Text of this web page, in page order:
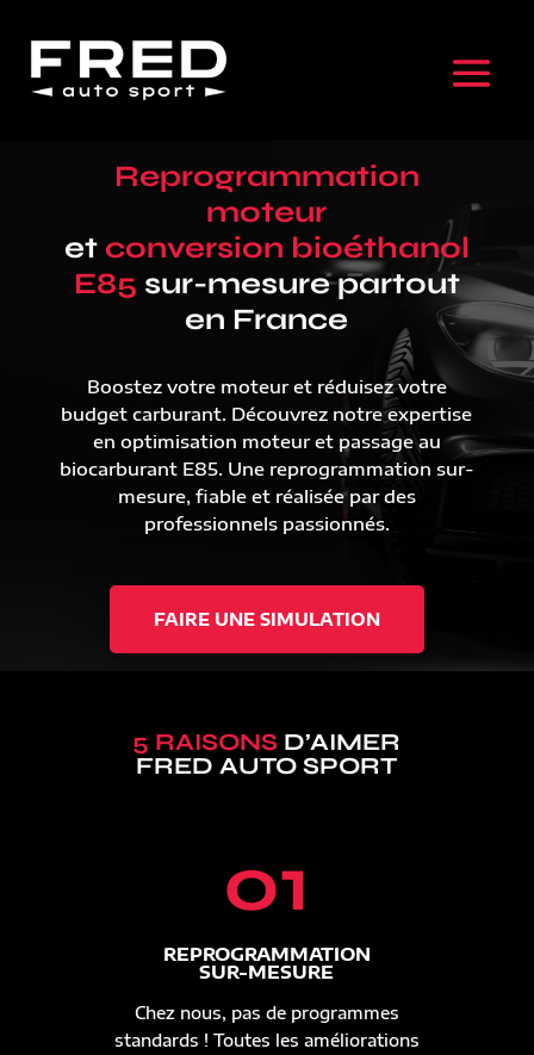
Reprogrammation
moteur
et conversion bioéthanol
E85 sur-mesure partout
en France
Boostez votre moteur et réduisez votre
budget carburant. Découvrez notre expertise
en optimisation moteur et passage au
biocarburant E85. Une reprogrammation sur-
mesure, fiable et réalisée par des
professionnels passionnés.
FAIRE UNE SIMULATION
5 RAISONS D’AIMER
FRED AUTO SPORT
01
REPROGRAMMATION
SUR-MESURE
Chez nous, pas de programmes
standards ! Toutes les améliorations